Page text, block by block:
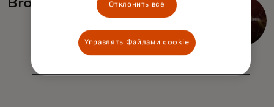
Отклонить все
Управлять Файлами cookie